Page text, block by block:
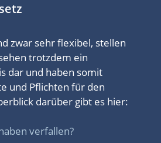
zwar sehr flexibel, stellen
trotzdem ein
dar und haben somit
und Pflichten für den
darüber gibt es hier:
verfallen?